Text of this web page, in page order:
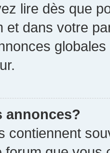
lire dès que
et dans votre
annonces?
contiennent